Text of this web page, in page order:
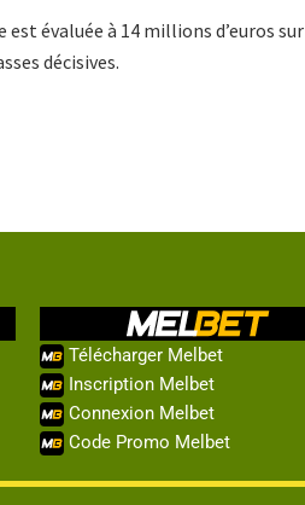
évaluée à 14 millions d’euros sur
décisives.
Télécharger Melbet
Inscription Melbet
Connexion Melbet
Code Promo Melbet